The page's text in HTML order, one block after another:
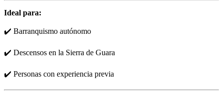
Ideal para:
✔️ Barranquismo autónomo
✔️ Descensos en la Sierra de Guara
✔️ Personas con experiencia previa